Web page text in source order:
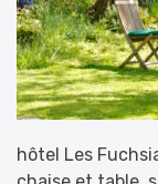
hôtel Les